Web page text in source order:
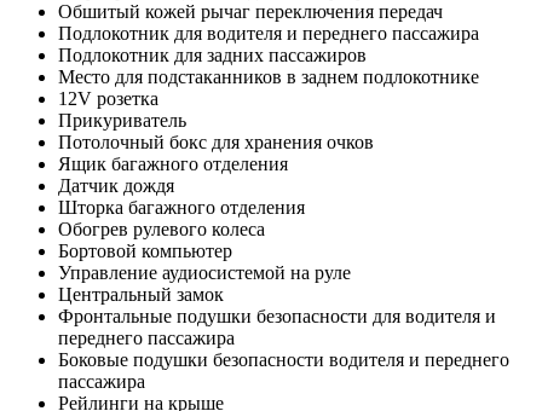
Обшитый кожей рычаг переключения передач
Подлокотник для водителя и переднего пассажира
Подлокотник для задних пассажиров
Место для подстаканников в заднем подлокотнике
12V розетка
Прикуриватель
Потолочный бокс для хранения очков
Ящик багажного отделения
Датчик дождя
Шторка багажного отделения
Обогрев рулевого колеса
Бортовой компьютер
Управление аудиосистемой на руле
Центральный замок
Фронтальные подушки безопасности для водителя и
переднего пассажира
Боковые подушки безопасности водителя и переднего
пассажира
Рейлинги на крыше